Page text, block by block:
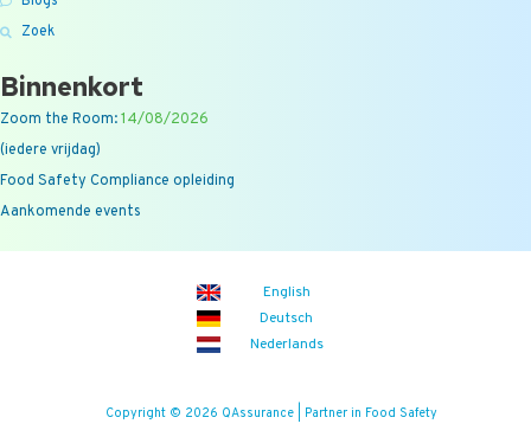
Zoek
Binnenkort
Zoom the Room:14/08/2026
(iedere vrijdag)
Food Safety Compliance opleiding
Aankomende events
English
Deutsch
Nederlands
Copyright © 2026 QAssurance | Partner in Food Safety